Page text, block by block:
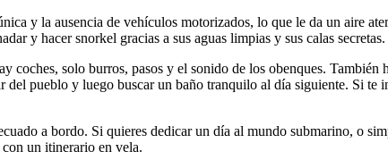
y la ausencia de vehículos motorizados, lo que le da un aire
y hacer snorkel gracias a sus aguas limpias y sus calas secretas.
coches, solo burros, pasos y el sonido de los obenques.
pueblo y luego buscar un baño tranquilo al día siguiente. Si
a bordo. Si quieres dedicar un día al mundo submarino, o
un itinerario en vela.